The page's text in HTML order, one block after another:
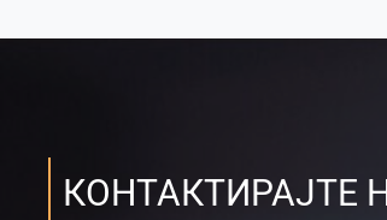
КОНТАКТИРАЈТЕ